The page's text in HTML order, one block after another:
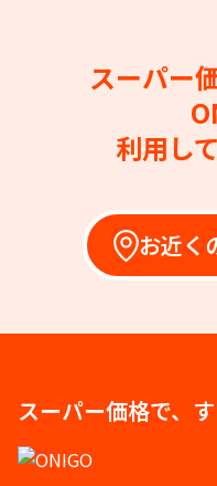
スーパー
利用し
お近く
スーパー価格で、